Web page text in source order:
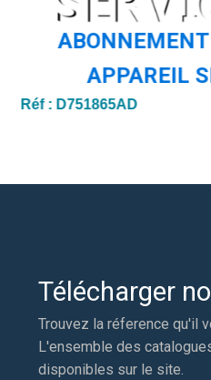
APPAREIL
Réf : D751865AD
Télécharger
Trouvez la réference qu'il
L'ensemble des
disponibles sur le site.